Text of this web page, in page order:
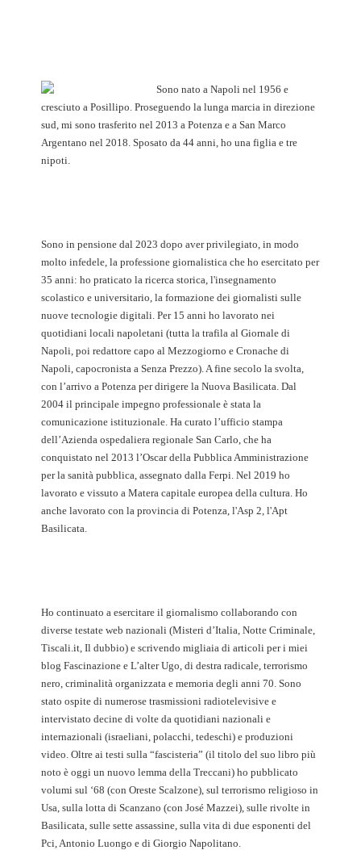
Sono nato a Napoli nel 1956 e
cresciuto a Posillipo. Proseguendo la lunga marcia in direzione
sud, mi sono trasferito nel 2013 a Potenza e a San Marco
Argentano nel 2018. Sposato da 44 anni, ho una figlia e tre
nipoti.
Sono in pensione dal 2023 dopo aver privilegiato, in modo
molto infedele, la professione giornalistica che ho esercitato per
35 anni: ho praticato la ricerca storica, l'insegnamento
scolastico e universitario, la formazione dei giornalisti sulle
nuove tecnologie digitali. Per 15 anni ho lavorato nei
quotidiani locali napoletani (tutta la trafila al Giornale di
Napoli, poi redattore capo al Mezzogiorno e Cronache di
Napoli, capocronista a Senza Prezzo). A fine secolo la svolta,
con l’arrivo a Potenza per dirigere la Nuova Basilicata. Dal
2004 il principale impegno professionale è stata la
comunicazione istituzionale. Ha curato l’ufficio stampa
dell’Azienda ospedaliera regionale San Carlo, che ha
conquistato nel 2013 l’Oscar della Pubblica Amministrazione
per la sanità pubblica, assegnato dalla Ferpi. Nel 2019 ho
lavorato e vissuto a Matera capitale europea della cultura. Ho
anche lavorato con la provincia di Potenza, l'Asp 2, l'Apt
Basilicata.
Ho continuato a esercitare il giornalismo collaborando con
diverse testate web nazionali (Misteri d’Italia, Notte Criminale,
Tiscali.it, Il dubbio) e scrivendo migliaia di articoli per i miei
blog Fascinazione e L’alter Ugo, di destra radicale, terrorismo
nero, criminalità organizzata e memoria degli anni 70. Sono
stato ospite di numerose trasmissioni radiotelevisive e
intervistato decine di volte da quotidiani nazionali e
internazionali (israeliani, polacchi, tedeschi) e produzioni
video. Oltre ai testi sulla “fascisteria” (il titolo del suo libro più
noto è oggi un nuovo lemma della Treccani) ho pubblicato
volumi sul ‘68 (con Oreste Scalzone), sul terrorismo religioso in
Usa, sulla lotta di Scanzano (con José Mazzei), sulle rivolte in
Basilicata, sulle sette assassine, sulla vita di due esponenti del
Pci, Antonio Luongo e di Giorgio Napolitano.